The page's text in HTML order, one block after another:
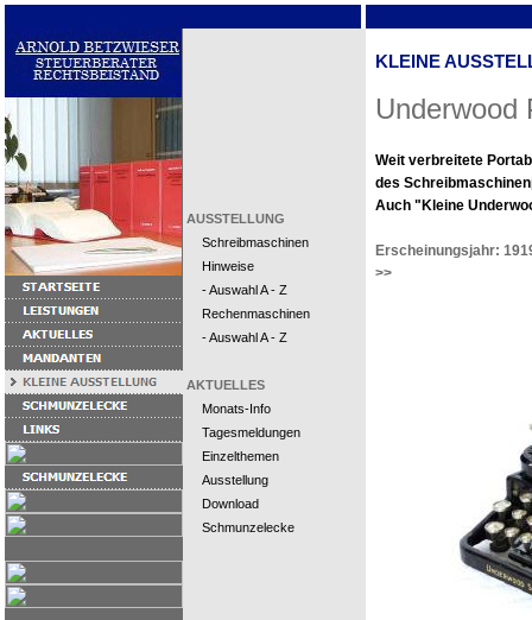
AUSSTELLUNG
Schreibmaschinen
Hinweise
- Auswahl A - Z
Rechenmaschinen
- Auswahl A - Z
AKTUELLES
Monats-Info
Tagesmeldungen
Einzelthemen
Ausstellung
Download
Schmunzelecke
KLEINE
Underwood
Weit verbreitete
des
Auch "Kleine
Erscheinungsjahr:
>>